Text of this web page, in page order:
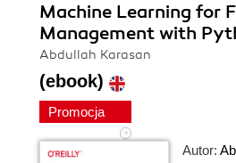
Machine Learning for
Management with
Abdullah Karasan
(ebook)
Promocja
Autor: